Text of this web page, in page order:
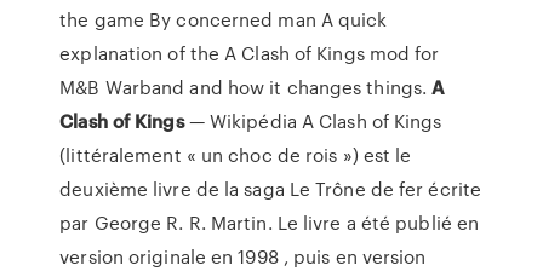
the game By concerned man A quick
explanation of the A Clash of Kings mod for
M&B Warband and how it changes things.A
Clash of Kings— Wikipédia A Clash of Kings
(littéralement « un choc de rois ») est le
deuxième livre de la saga Le Trône de fer écrite
par George R. R. Martin. Le livre a été publié en
version originale en 1998 , puis en version